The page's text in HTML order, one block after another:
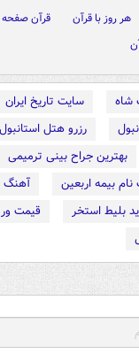
هر روز با قرآن
قرآن
شاه
سایت تاریخ ایران
رزرو هتل استانبول
بهترین جراح بینی ترمیمی
بیمه اربعین
آهنگ
بلیط استخر
قیمت